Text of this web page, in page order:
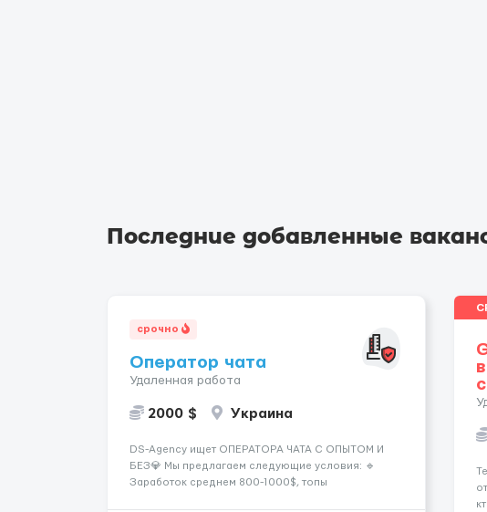
Последние добавленные
срочно
Оператор чата
Удаленная работа
2000 $ Украина
DS-Agency ищет ОПЕРАТОРА ЧАТА С ОПЫТОМ И
БЕЗ💎 Мы предлагаем следующие условия: 🔹
Заработок среднем 800-1000$, топы